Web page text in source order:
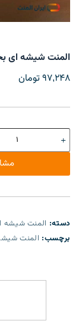
المنت شیشه ای
97,248تومان
دسته: المنت شیشه
برچسب: المنت